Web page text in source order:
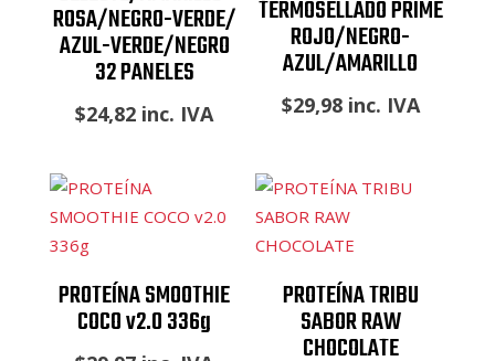
ROSA/NEGRO-VERDE/
AZUL-VERDE/NEGRO
32 PANELES
$24,82 inc. IVA
TERMOSELLADO PRIME
ROJO/NEGRO-
AZUL/AMARILLO
$29,98 inc. IVA
PROTEÍNA SMOOTHIE
COCO v2.0 336g
PROTEÍNA TRIBU
SABOR RAW
CHOCOLATE